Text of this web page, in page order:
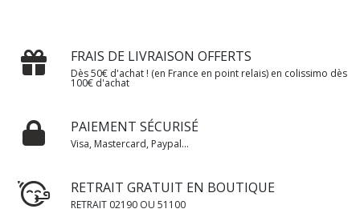
FRAIS DE LIVRAISON OFFERTS
Dès 50€ d'achat ! (en France en point relais) en colissimo dès
100€ d'achat
PAIEMENT SÉCURISÉ
Visa, Mastercard, Paypal...
RETRAIT GRATUIT EN BOUTIQUE
RETRAIT 02190 OU 51100